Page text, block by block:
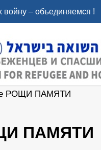
– объединяемся !
РОЩИ ПАМЯТИ
ПАМЯТИ